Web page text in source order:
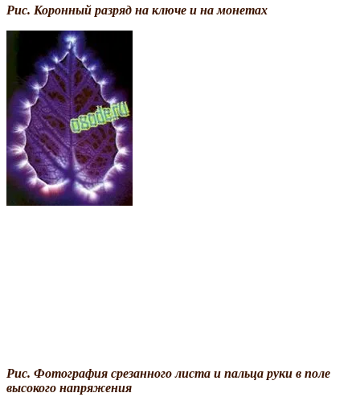
Рис. Коронный разряд на ключе и на монетах
Рис. Фотография срезанного листа и пальца руки в поле
высокого напряжения